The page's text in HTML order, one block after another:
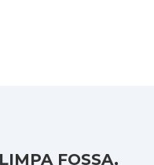
FOSSA,